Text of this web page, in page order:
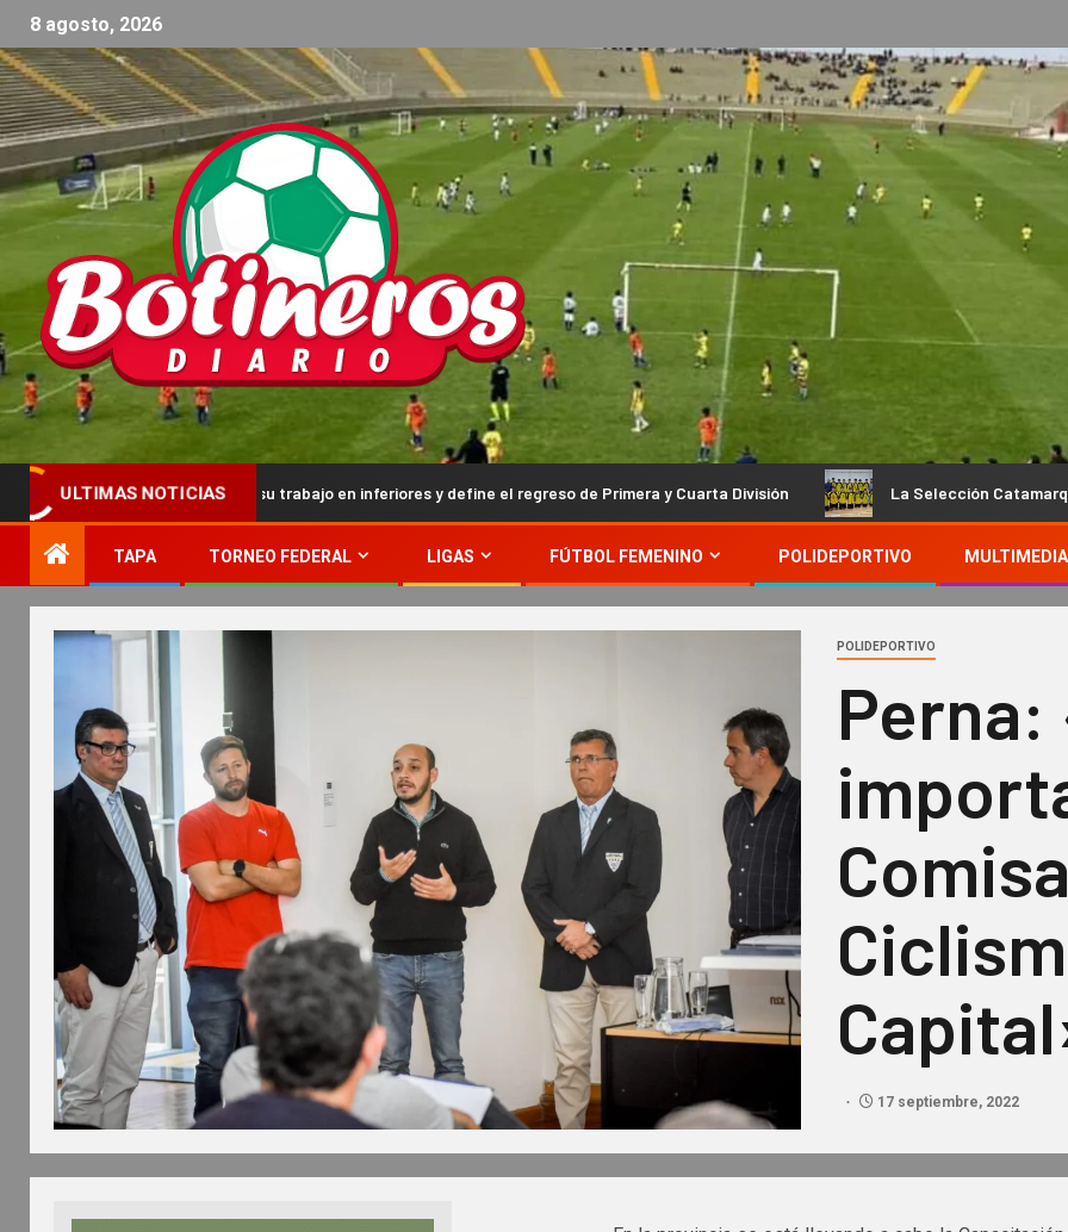
8 agosto, 2026
ULTIMAS NOTICIAS
fortalece su trabajo en inferiores y define el regreso de Primera y Cuarta División La Selección Catamarqueña Sub 14 de
TAPA TORNEO FEDERAL LIGAS FÚTBOL FEMENINO POLIDEPORTIVO MULTIMEDIA
POLIDEPORTIVO
Perna:
17 septiembre, 2022